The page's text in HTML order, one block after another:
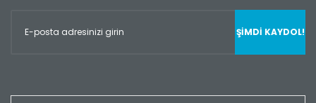
ŞİMDİ KAYDOL!